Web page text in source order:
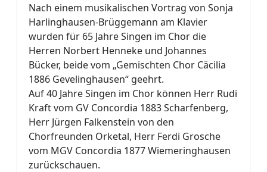
Nach einem musikalischen Vortrag von Sonja
Harlinghausen-Brüggemann am Klavier
wurden für 65 Jahre Singen im Chor die
Herren Norbert Henneke und Johannes
Bücker, beide vom „Gemischten Chor Cäcilia
1886 Gevelinghausen“ geehrt.
Auf 40 Jahre Singen im Chor können Herr Rudi
Kraft vom GV Concordia 1883 Scharfenberg,
Herr Jürgen Falkenstein von den
Chorfreunden Orketal, Herr Ferdi Grosche
vom MGV Concordia 1877 Wiemeringhausen
zurückschauen.